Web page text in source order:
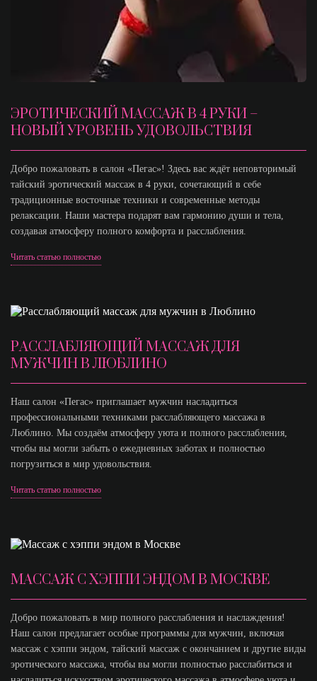
ЭРОТИЧЕСКИЙ МАССАЖ В 4 РУКИ –
НОВЫЙ УРОВЕНЬ УДОВОЛЬСТВИЯ
Добро пожаловать в салон «Пегас»! Здесь вас ждёт неповторимый
тайский эротический массаж в 4 руки, сочетающий в себе
традиционные восточные техники и современные методы
релаксации. Наши мастера подарят вам гармонию души и тела,
создавая атмосферу полного комфорта и расслабления.
Читать статью полностью
РАССЛАБЛЯЮЩИЙ МАССАЖ ДЛЯ
МУЖЧИН В ЛЮБЛИНО
Наш салон «Пегас» приглашает мужчин насладиться
профессиональными техниками расслабляющего массажа в
Люблино. Мы создаём атмосферу уюта и полного расслабления,
чтобы вы могли забыть о ежедневных заботах и полностью
погрузиться в мир удовольствия.
Читать статью полностью
МАССАЖ С ХЭППИ ЭНДОМ В МОСКВЕ
Добро пожаловать в мир полного расслабления и наслаждения!
Наш салон предлагает особые программы для мужчин, включая
массаж с хэппи эндом, тайский массаж с окончанием и другие виды
эротического массажа, чтобы вы могли полностью расслабиться и